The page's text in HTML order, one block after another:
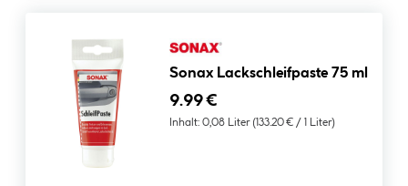
Sonax Lackschleifpaste 75 ml
9.99 €
Inhalt: 0,08 Liter (133.20 € / 1 Liter)